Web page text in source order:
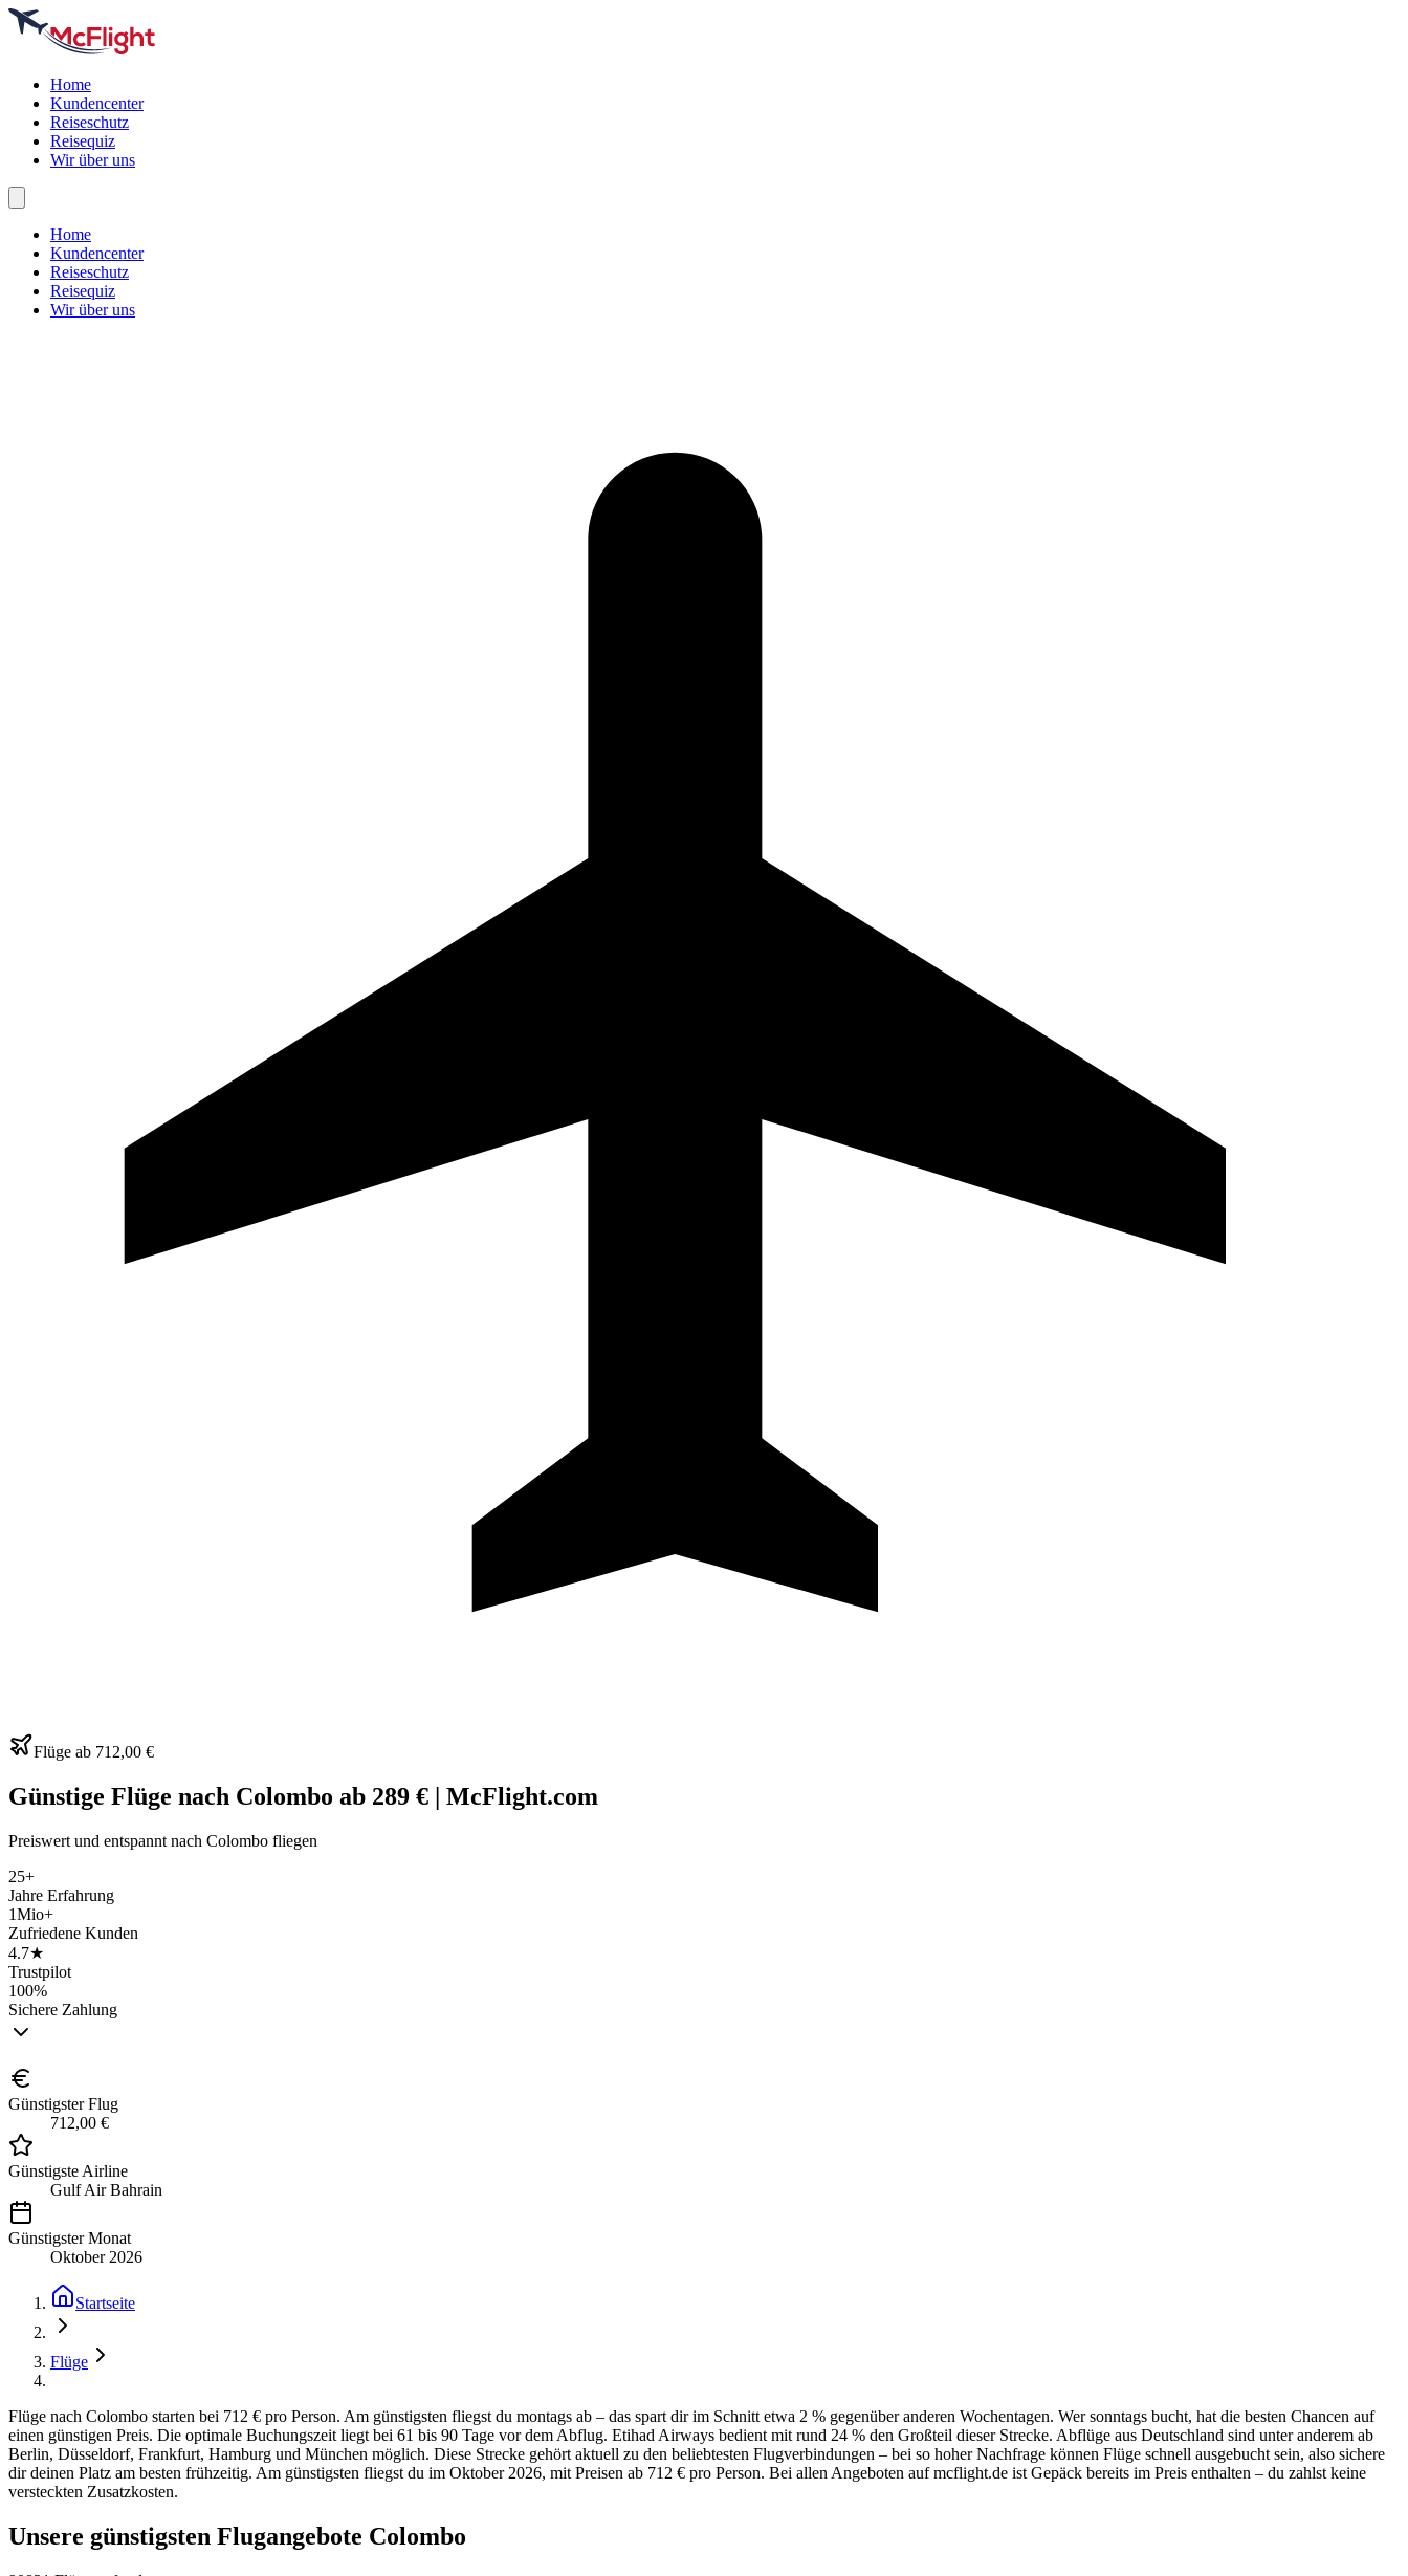
Home
Kundencenter
Reiseschutz
Reisequiz
Wir über uns
Home
Kundencenter
Reiseschutz
Reisequiz
Wir über uns
Flüge ab 712,00 €
Günstige Flüge nach Colombo ab 289 € | McFlight.com
Preiswert und entspannt nach Colombo fliegen
25+
Jahre Erfahrung
1Mio+
Zufriedene Kunden
4.7★
Trustpilot
100%
Sichere Zahlung
Günstigster Flug
712,00 €
Günstigste Airline
Gulf Air Bahrain
Günstigster Monat
Oktober 2026
Startseite
Flüge
Flüge nach Colombo starten bei 712 € pro Person. Am günstigsten fliegst du montags ab – das spart dir im Schnitt etwa 2 % gegenüber anderen Wochentagen. Wer sonntags bucht, hat die besten Chancen auf
einen günstigen Preis. Die optimale Buchungszeit liegt bei 61 bis 90 Tage vor dem Abflug. Etihad Airways bedient mit rund 24 % den Großteil dieser Strecke. Abflüge aus Deutschland sind unter anderem ab
Berlin, Düsseldorf, Frankfurt, Hamburg und München möglich. Diese Strecke gehört aktuell zu den beliebtesten Flugverbindungen – bei so hoher Nachfrage können Flüge schnell ausgebucht sein, also sichere
dir deinen Platz am besten frühzeitig. Am günstigsten fliegst du im Oktober 2026, mit Preisen ab 712 € pro Person. Bei allen Angeboten auf mcflight.de ist Gepäck bereits im Preis enthalten – du zahlst keine
versteckten Zusatzkosten.
Unsere günstigsten Flugangebote Colombo